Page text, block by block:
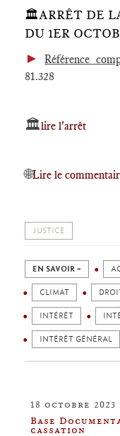
🏛️ARRÊT DE
DU 1ER
►Référence
81.328
🏛️lire l'arrêt
🌐Lire le
JUSTICE
EN SAVOIR +
CLIMAT
INTÉRÊT
INTÉRÊT GÉNÉRAL
18 octobre 2023
Base
cassation